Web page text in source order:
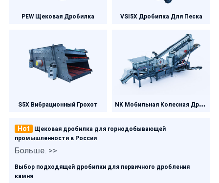
PEW Щековая Дробилка VSI5X Дробилка Для Песка
S5X Вибрационный Грохот N
K Мобильная Колесная Дробилка
Hot
Щековая дробилка для горнодобывающей
промышленности в России
Больше. >>
Выбор подходящей дробилки для первичного дробления
камня